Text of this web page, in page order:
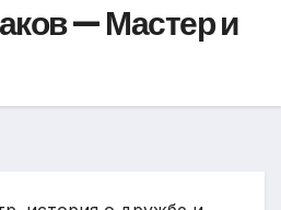
— Мастер и